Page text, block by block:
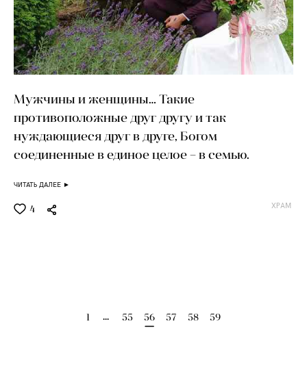
Мужчины и женщины… Такие
противоположные друг другу и так
нуждающиеся друг в друге, Богом
соединенные в единое целое – в семью.
ЧИТАТЬ ДАЛЕЕ ►
4 ХРАМ
1 ... 55 56 57 58 59